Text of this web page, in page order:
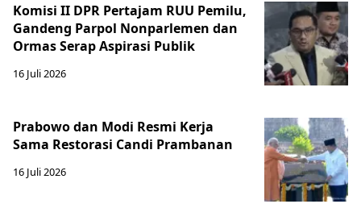
Komisi II DPR Pertajam RUU Pemilu,
Gandeng Parpol Nonparlemen dan
Ormas Serap Aspirasi Publik
16 Juli 2026
Prabowo dan Modi Resmi Kerja
Sama Restorasi Candi Prambanan
16 Juli 2026